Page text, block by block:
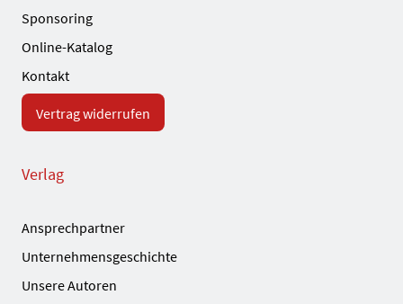
Sponsoring
Online-Katalog
Kontakt
Vertrag widerrufen
Verlag
Ansprechpartner
Unternehmensgeschichte
Unsere Autoren